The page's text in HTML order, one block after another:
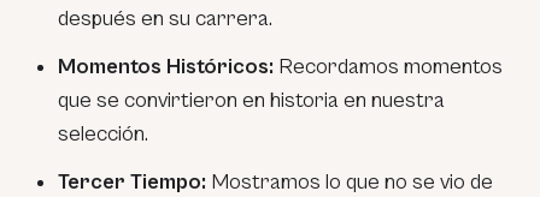
después en su carrera.
Momentos Históricos: Recordamos momentos
que se convirtieron en historia en nuestra
selección.
Tercer Tiempo: Mostramos lo que no se vio de